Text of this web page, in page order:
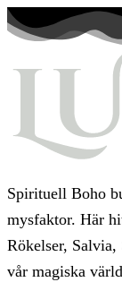
Spirituell Boho
mysfaktor. Här
Rökelser,
vår magiska